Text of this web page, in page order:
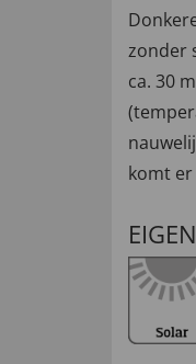
zonder
ca. 30
komt